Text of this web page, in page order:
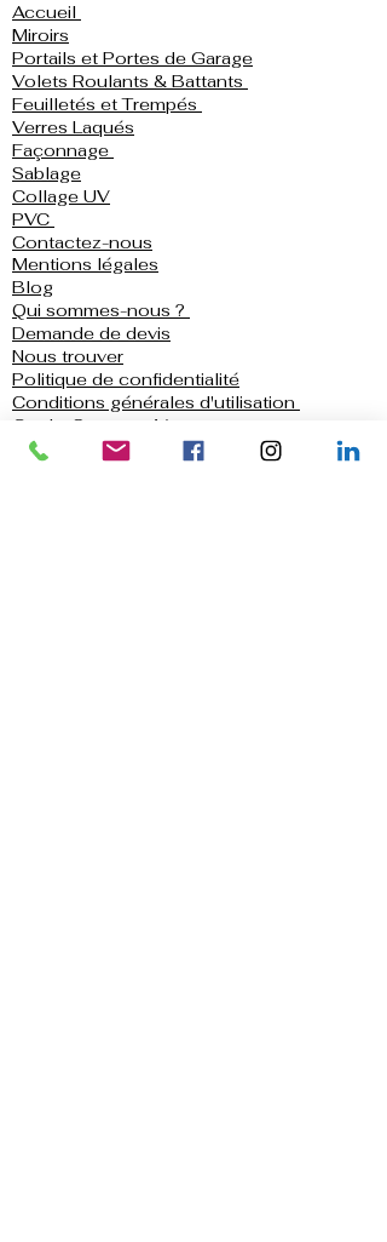
Accueil
Miroirs
Portails et Portes de Garage
Volets Roulants & Battants
Feuilletés et Trempés
Verres Laqués
Façonnage
Sablage
Collage UV
PVC
Contactez-nous
Mentions légales
Blog
Qui sommes-nous ?
Demande de devis
Nous trouver
Politique de confidentialité
Conditions générales d'utilisation
Garde-Corps en Verre
Crédence de cuisine